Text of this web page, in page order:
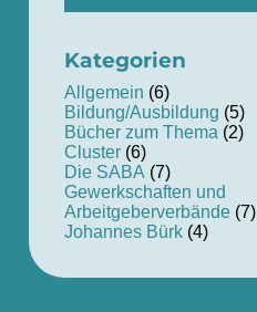
nach:
Kategorien
Allgemein (6)
Bildung/Ausbildung (5)
Bücher zum Thema (2)
Cluster(6)
Die SABA (7)
Gewerkschaften und
Arbeitgeberverbände(7)
Johannes Bürk(4)